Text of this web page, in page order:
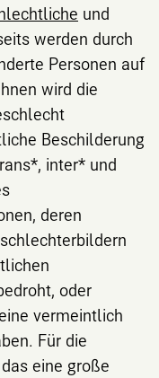
und
werden durch
Personen auf
wird die
Beschilderung
inter* und
deren
oder
vermeintlich
Für die
eine große